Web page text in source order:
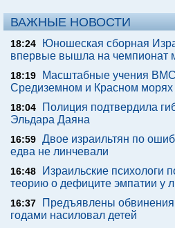
ВАЖНЫЕ НОВОСТИ
18:24
Юношеская сборная
впервые вышла на чемпионат
18:19
Масштабные учения
Средиземном и Красном морях
18:04
Полиция подтвердила
Эльдара Даяна
16:59 Двое израильтян по
едва не линчевали
16:48
Израильские психологи
теорию о дефиците эмпатии у
16:37
Предъявлены
годами насиловал детей